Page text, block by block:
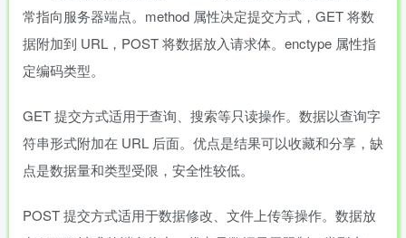
常指向服务器端点。method 属性决定提交方式，GET 将数
据附加到 URL，POST 将数据放入请求体。enctype 属性指
定编码类型。
GET 提交方式适用于查询、搜索等只读操作。数据以查询字
符串形式附加在 URL 后面。优点是结果可以收藏和分享，缺
点是数据量和类型受限，安全性较低。
POST 提交方式适用于数据修改、文件上传等操作。数据放